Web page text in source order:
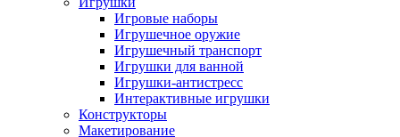
Игровые наборы
Игрушечное оружие
Игрушечный транспорт
Игрушки для ванной
Игрушки-антистресс
Интерактивные игрушки
Конструкторы
Макетирование